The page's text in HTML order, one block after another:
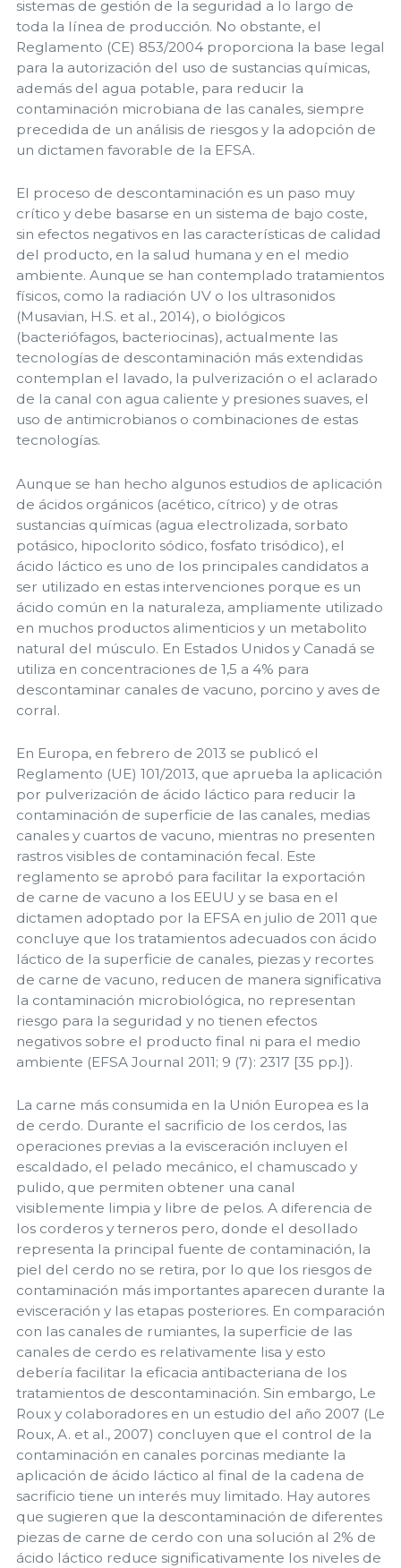
sistemas de gestión de la seguridad a lo largo de
toda la línea de producción. No obstante, el
Reglamento (CE) 853/2004 proporciona la base legal
para la autorización del uso de sustancias químicas,
además del agua potable, para reducir la
contaminación microbiana de las canales, siempre
precedida de un análisis de riesgos y la adopción de
un dictamen favorable de la EFSA.
El proceso de descontaminación es un paso muy
crítico y debe basarse en un sistema de bajo coste,
sin efectos negativos en las características de calidad
del producto, en la salud humana y en el medio
ambiente. Aunque se han contemplado tratamientos
físicos, como la radiación UV o los ultrasonidos
(Musavian, H.S. et al., 2014), o biológicos
(bacteriófagos, bacteriocinas), actualmente las
tecnologías de descontaminación más extendidas
contemplan el lavado, la pulverización o el aclarado
de la canal con agua caliente y presiones suaves, el
uso de antimicrobianos o combinaciones de estas
tecnologías.
Aunque se han hecho algunos estudios de aplicación
de ácidos orgánicos (acético, cítrico) y de otras
sustancias químicas (agua electrolizada, sorbato
potásico, hipoclorito sódico, fosfato trisódico), el
ácido láctico es uno de los principales candidatos a
ser utilizado en estas intervenciones porque es un
ácido común en la naturaleza, ampliamente utilizado
en muchos productos alimenticios y un metabolito
natural del músculo. En Estados Unidos y Canadá se
utiliza en concentraciones de 1,5 a 4% para
descontaminar canales de vacuno, porcino y aves de
corral.
En Europa, en febrero de 2013 se publicó el
Reglamento (UE) 101/2013, que aprueba la aplicación
por pulverización de ácido láctico para reducir la
contaminación de superficie de las canales, medias
canales y cuartos de vacuno, mientras no presenten
rastros visibles de contaminación fecal. Este
reglamento se aprobó para facilitar la exportación
de carne de vacuno a los EEUU y se basa en el
dictamen adoptado por la EFSA en julio de 2011 que
concluye que los tratamientos adecuados con ácido
láctico de la superficie de canales, piezas y recortes
de carne de vacuno, reducen de manera significativa
la contaminación microbiológica, no representan
riesgo para la seguridad y no tienen efectos
negativos sobre el producto final ni para el medio
ambiente (EFSA Journal 2011; 9 (7): 2317 [35 pp.]).
La carne más consumida en la Unión Europea es la
de cerdo. Durante el sacrificio de los cerdos, las
operaciones previas a la evisceración incluyen el
escaldado, el pelado mecánico, el chamuscado y
pulido, que permiten obtener una canal
visiblemente limpia y libre de pelos. A diferencia de
los corderos y terneros pero, donde el desollado
representa la principal fuente de contaminación, la
piel del cerdo no se retira, por lo que los riesgos de
contaminación más importantes aparecen durante la
evisceración y las etapas posteriores. En comparación
con las canales de rumiantes, la superficie de las
canales de cerdo es relativamente lisa y esto
debería facilitar la eficacia antibacteriana de los
tratamientos de descontaminación. Sin embargo, Le
Roux y colaboradores en un estudio del año 2007 (Le
Roux, A. et al., 2007) concluyen que el control de la
contaminación en canales porcinas mediante la
aplicación de ácido láctico al final de la cadena de
sacrificio tiene un interés muy limitado. Hay autores
que sugieren que la descontaminación de diferentes
piezas de carne de cerdo con una solución al 2% de
ácido láctico reduce significativamente los niveles de